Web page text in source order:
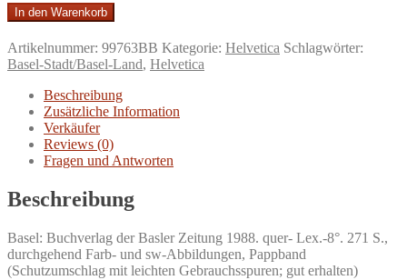
Basler
Almanach,
Band
1:
ein
authentischer
Geschichtskalender
Stadt
Landschaft
Basel
durch
Jahre
374
bis
In den Warenkorb
Artikelnummer: 99763BB Kategorie: Helvetica Schlagwörter:
Basel-Stadt/Basel-Land, Helvetica
Beschreibung
Zusätzliche Information
Verkäufer
Reviews (0)
Fragen und Antworten
Beschreibung
Basel: Buchverlag der Basler Zeitung 1988. quer- Lex.-8°. 271 S.,
durchgehend Farb- und sw-Abbildungen, Pappband
(Schutzumschlag mit leichten Gebrauchsspuren; gut erhalten)